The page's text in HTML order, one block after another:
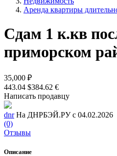
Аренда квартиры
Сдам 1 к.кв
приморском
35,000 ₽
443.04 $384.62 €
Написать продавцу
dnr На ДНРБЭЙ.РУ с 04.02.2026
(0)
Отзывы
Описание